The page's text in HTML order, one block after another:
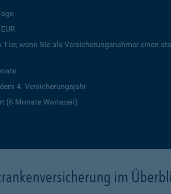
wenn Sie als Versicherungsnehmer einen
4. Versicherungsjahr
(6 Monate Wartezeit)
im